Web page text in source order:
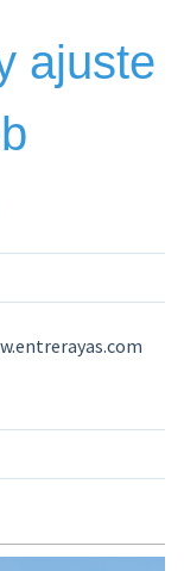
ajuste